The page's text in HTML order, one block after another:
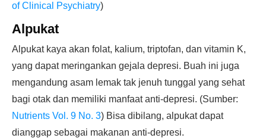
of Clinical Psychiatry)
Alpukat
Alpukat kaya akan folat, kalium, triptofan, dan vitamin K,
yang dapat meringankan gejala depresi. Buah ini juga
mengandung asam lemak tak jenuh tunggal yang sehat
bagi otak dan memiliki manfaat anti-depresi. (Sumber:
Nutrients Vol. 9 No. 3) Bisa dibilang, alpukat dapat
dianggap sebagai makanan anti-depresi.